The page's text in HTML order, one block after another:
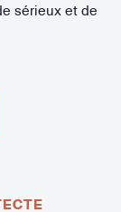
sérieux et de